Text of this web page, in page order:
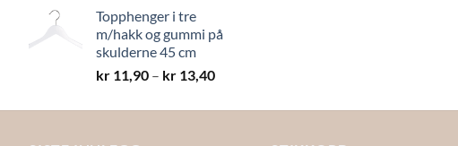
Topphenger i tre
m/hakk og gummi på
skulderne 45 cm
kr 11,90 – kr 13,40Prisområde:
til